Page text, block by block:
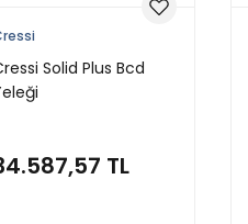
Solid Plus Bcd
TL